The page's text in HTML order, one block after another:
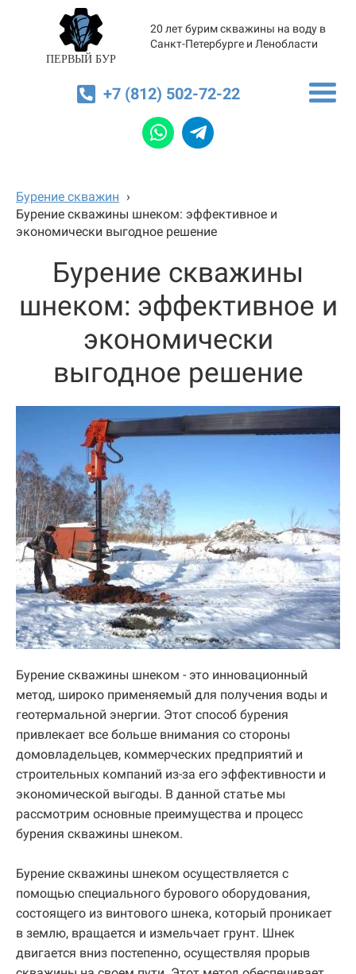
ПЕРВЫЙ БУР
20 лет бурим скважины на воду в
Санкт-Петербурге и Ленобласти
+7 (812) 502-72-22
Бурение скважин ›
Бурение скважины шнеком: эффективное и
экономически выгодное решение
Бурение скважины
шнеком: эффективное и
экономически
выгодное решение
Бурение скважины шнеком - это инновационный
метод, широко применяемый для получения воды и
геотермальной энергии. Этот способ бурения
привлекает все больше внимания со стороны
домовладельцев, коммерческих предприятий и
строительных компаний из-за его эффективности и
экономической выгоды. В данной статье мы
рассмотрим основные преимущества и процесс
бурения скважины шнеком.
Бурение скважины шнеком осуществляется с
помощью специального бурового оборудования,
состоящего из винтового шнека, который проникает
в землю, вращается и измельчает грунт. Шнек
двигается вниз постепенно, осуществляя прорыв